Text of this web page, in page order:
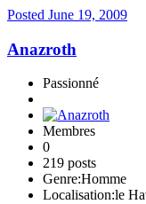
Posted June 19, 2009
Anazroth
Passionné
Membres
0
219 posts
Genre:Homme
Localisation:le